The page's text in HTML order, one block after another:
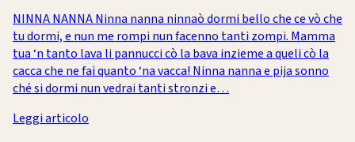
NINNA NANNA Ninna nanna ninnaò dormi bello che ce vò che
tu dormi, e nun me rompi nun facenno tanti zompi. Mamma
tua ‘n tanto lava li pannucci cò la bava inzieme a queli cò la
cacca che ne fai quanto ‘na vacca! Ninna nanna e pija sonno
ché si dormi nun vedrai tanti stronzi e…
Leggi articolo